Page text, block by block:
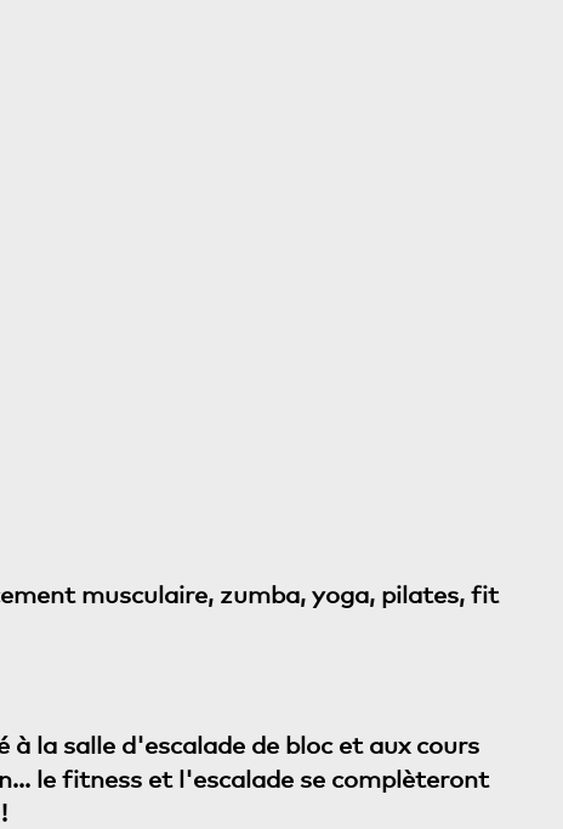
musculaire, zumba, yoga, pilates, fit
la salle d'escalade de bloc et aux cours
le fitness et l'escalade se complèteront